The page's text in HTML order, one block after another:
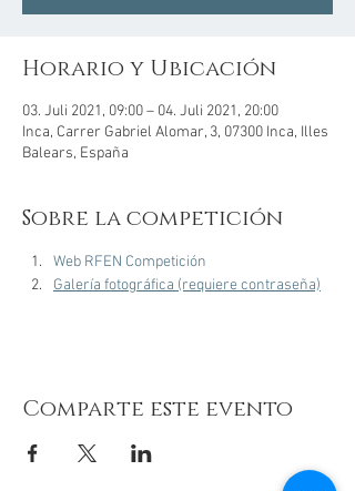
Horario y Ubicación
03. Juli 2021, 09:00 – 04. Juli 2021, 20:00
Inca, Carrer Gabriel Alomar, 3, 07300 Inca, Illes
Balears, España
Sobre la competición
Web RFEN Competición
Galería fotográfica (requiere contraseña)
Comparte este evento